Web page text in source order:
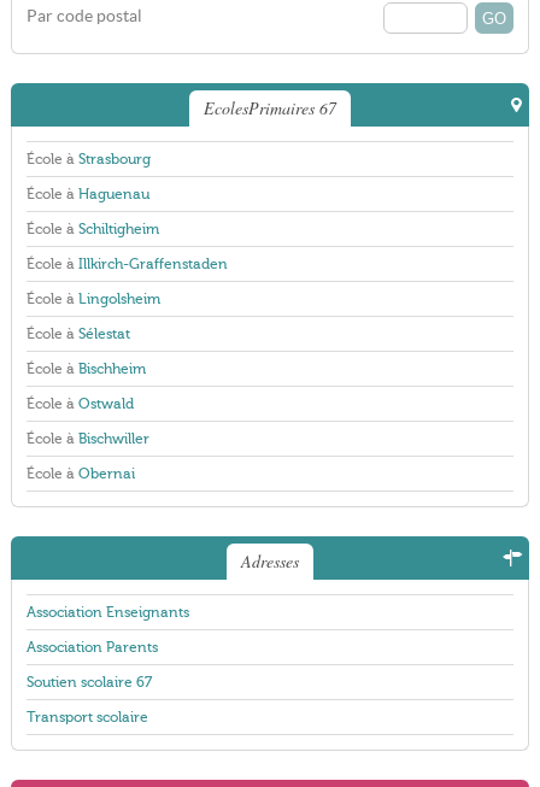
Par code postal
EcolesPrimaires 67
École à Strasbourg
École à Haguenau
École à Schiltigheim
École à Illkirch-Graffenstaden
École à Lingolsheim
École à Sélestat
École à Bischheim
École à Ostwald
École à Bischwiller
École à Obernai
Adresses
Association Enseignants
Association Parents
Soutien scolaire 67
Transport scolaire